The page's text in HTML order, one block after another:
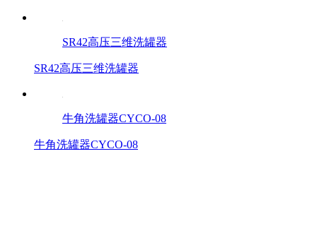
SR42高压三维洗罐器
SR42高压三维洗罐器
牛角洗罐器CYCO-08
牛角洗罐器CYCO-08